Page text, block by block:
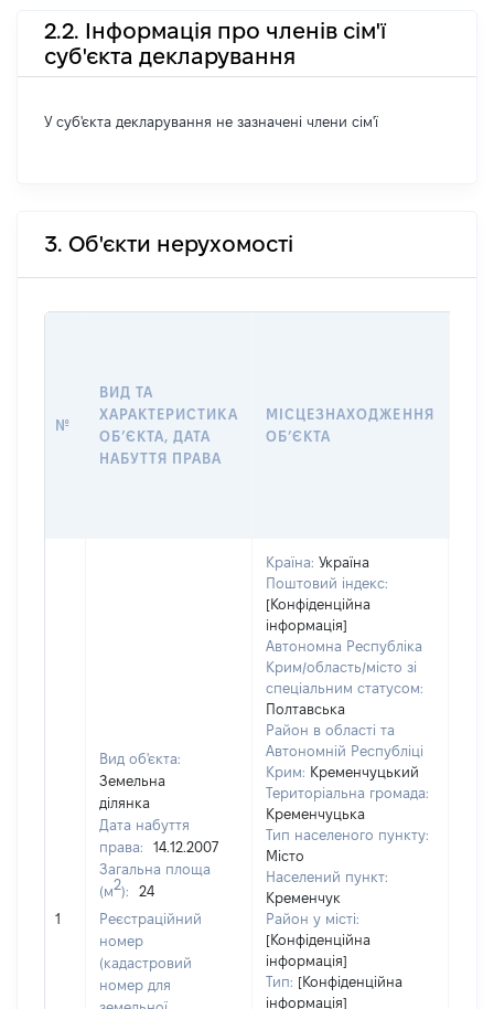
2.2. Інформація про членів сім'ї
суб'єкта декларування
У суб'єкта декларування не зазначені члени сім'ї
3. Об'єкти нерухомості
№
ВИД ТА
ХАРАКТЕРИСТИКА
ОБʼЄКТА, ДАТА
НАБУТТЯ ПРАВА
МІСЦЕЗНАХОДЖЕННЯ
ОБʼЄКТА
1
Вид об'єкта:
Земельна
ділянка
Дата набуття
права:
14.12.2007
Загальна площа
(м2):
24
Реєстраційний
номер
(кадастровий
номер для
Країна: Україна
Поштовий індекс:
[Конфіденційна
інформація]
Автономна Республіка
Крим/область/місто зі
спеціальним статусом:
Полтавська
Район в області та
Автономній Республіці
Крим: Кременчуцький
Територіальна громада:
Кременчуцька
Тип населеного пункту:
Місто
Населений пункт:
Кременчук
Район у місті:
[Конфіденційна
інформація]
Тип: [Конфіденційна
інформація]